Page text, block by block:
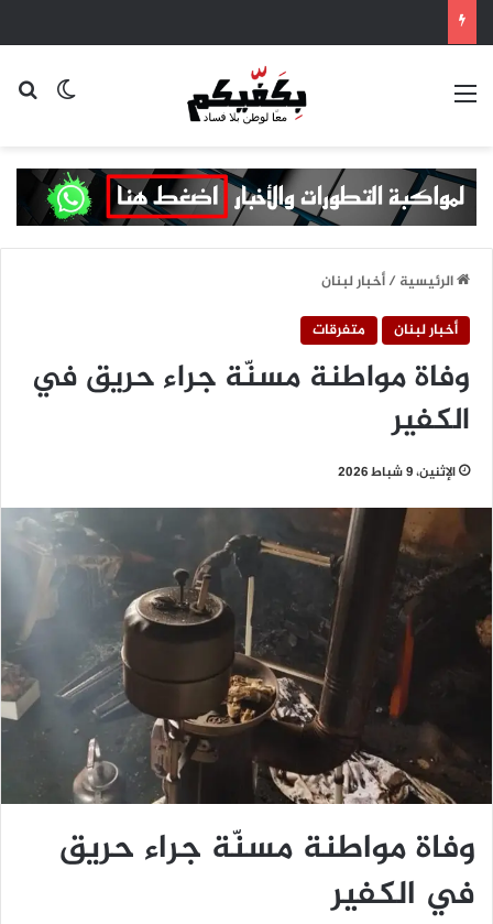
القائمة
الرئيسية/أخبار لبنان
أخبار لبنان
متفرقات
وفاة مواطنة مسنّة جراء حريق في
الكفير
الإثنين، 9 شباط 2026
وفاة مواطنة مسنّة جراء حريق
في الكفير